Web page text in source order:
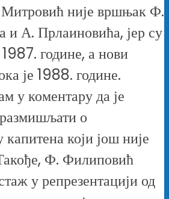
није вршњак Ф.
и А. Прлаиновића, јер су
године, а нови
је 1988. године.
у коментару да је
о
који још није
Ф. Филиповић
у репрезентацији од